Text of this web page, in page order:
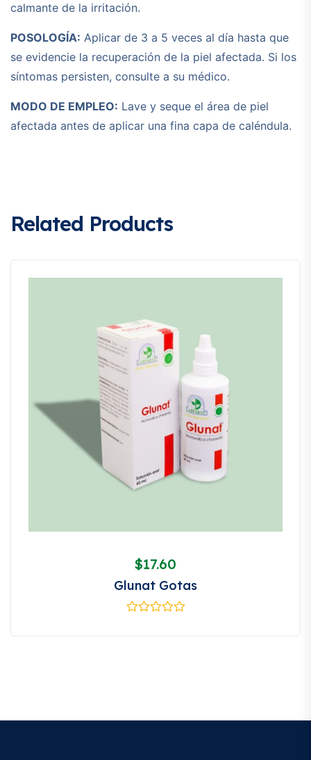
calmante de la irritación.
POSOLOGÍA: Aplicar de 3 a 5 veces al día hasta que
se evidencie la recuperación de la piel afectada. Si los
síntomas persisten, consulte a su médico.
MODO DE EMPLEO: Lave y seque el área de piel
afectada antes de aplicar una fina capa de caléndula.
Related Products
$17.60
Glunat Gotas